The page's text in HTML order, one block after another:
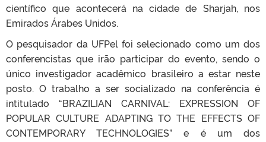
científico que acontecerá na cidade de Sharjah, nos
Emirados Árabes Unidos.
O pesquisador da UFPel foi selecionado como um dos
conferencistas que irão participar do evento, sendo o
único investigador acadêmico brasileiro a estar neste
posto. O trabalho a ser socializado na conferência é
intitulado “BRAZILIAN CARNIVAL: EXPRESSION OF
POPULAR CULTURE ADAPTING TO THE EFFECTS OF
CONTEMPORARY TECHNOLOGIES” e é um dos